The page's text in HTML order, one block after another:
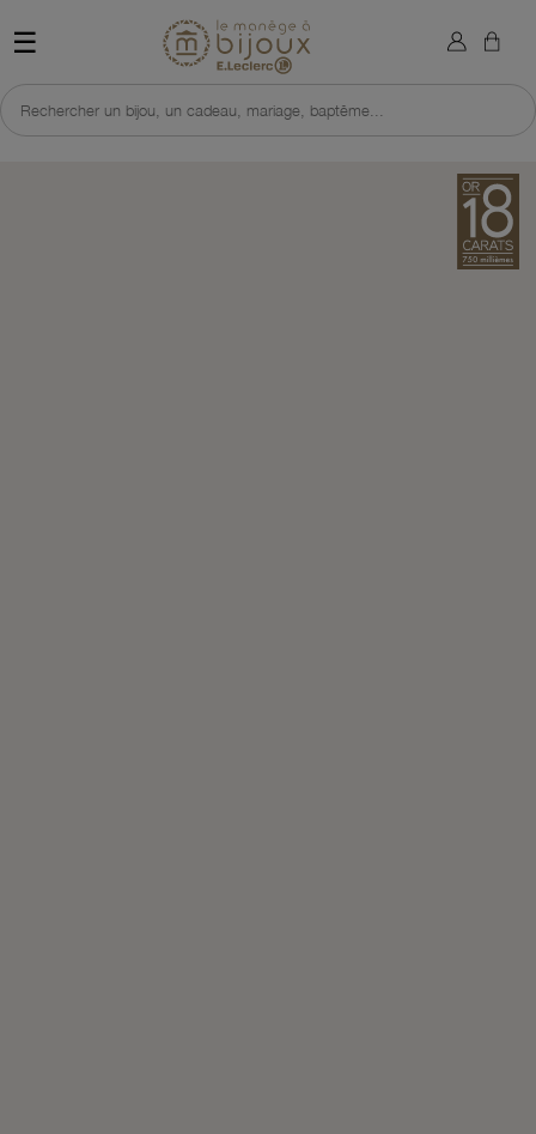
☰ Retour à l'accueil du site
Rechercher un bijou, un cadeau, mariage, baptême...
×